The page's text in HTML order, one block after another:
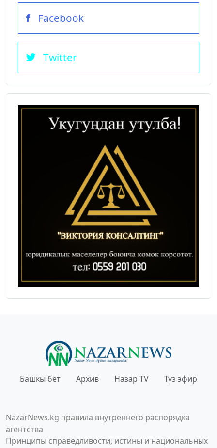
Facebook
Twitter
Башкы бет Архив Назар TV Түз эфир
NazarNews.kg правила внутреннего распорядка
агентства
Принципы справедливости, истины и национальных